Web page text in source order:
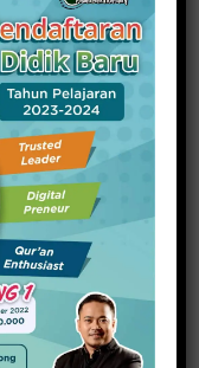
Buku
NEXT ARTICLE
Susah Diatur?
Coba Tips Berikut